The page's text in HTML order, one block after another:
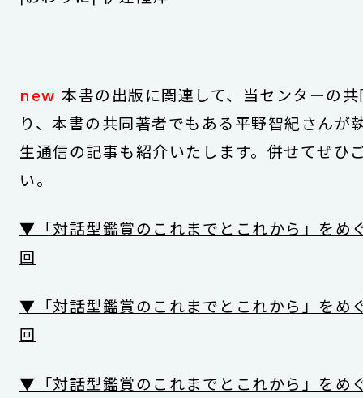
new 本書の出版に関連して、当センターの
り、本書の共同著者でもある平野智紀さんが
生通信の記事も紹介いたします。併せてぜひ
い。
▼「対話型鑑賞のこれまでとこれから」を
回
▼「対話型鑑賞のこれまでとこれから」を
回
▼「対話型鑑賞のこれまでとこれから」を